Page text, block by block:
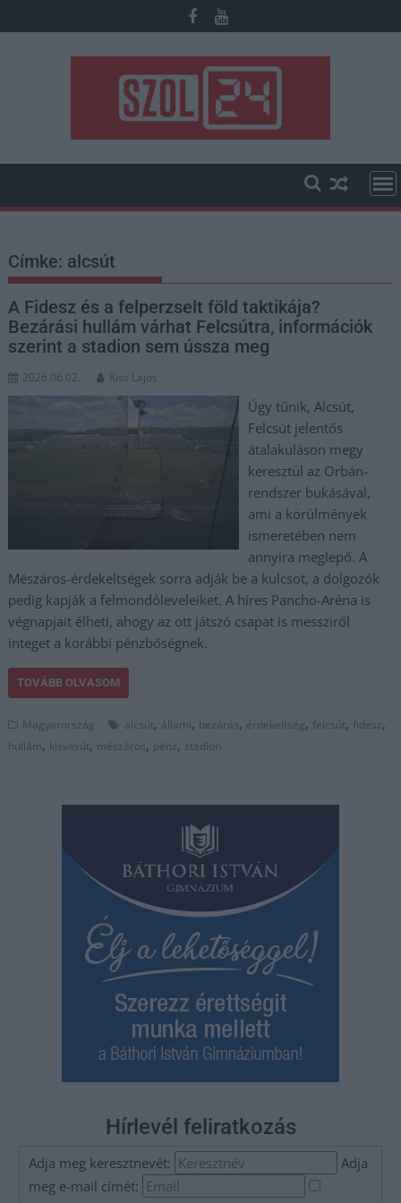
to
Címke: alcsút
A Fidesz és a felperzselt föld taktikája?
Bezárási hullám várhat Felcsútra, információk
szerint a stadion sem ússza meg
2026.06.02. Kiss Lajos
Úgy tűnik, Alcsút,
Felcsút jelentős
átalakuláson megy
keresztül az Orbán-
rendszer bukásával,
ami a körülmények
ismeretében nem
annyira meglepő. A
Mészáros-érdekeltségek sorra adják be a kulcsot, a dolgozók
pedig kapják a felmondóleveleiket. A híres Pancho-Aréna is
végnapjait élheti, ahogy az ott játszó csapat is messziről
integet a korábbi pénzbőségnek.
TOVÁBB OLVASOM
Magyarország alcsút, állami, bezárás, érdekeltség, felcsút, fidesz,
hullám, kisvasút, mészáros, pénz, stadion
Hírlevél feliratkozás
Adja meg keresztnevét:
Adja
meg e-mail címét: